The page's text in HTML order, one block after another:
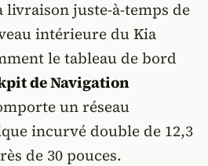
livraison juste-à-temps de
intérieure du Kia
le tableau de bord
de Navigation
un réseau
incurvé double de 12,3
de 30 pouces.